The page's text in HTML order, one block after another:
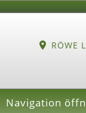
RÖWE
Navigation